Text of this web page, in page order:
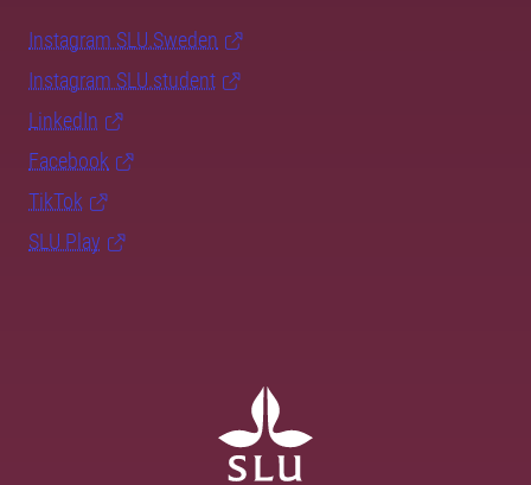
Instagram SLU.Sweden
Instagram SLU.student
LinkedIn
Facebook
TikTok
SLU Play